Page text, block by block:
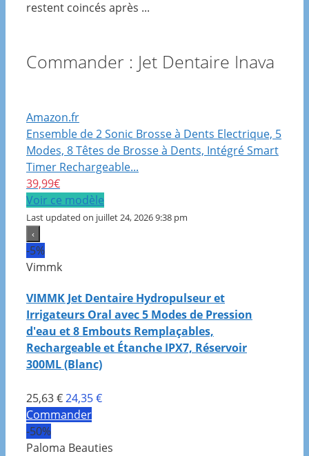
restent coincés après ...
Commander : Jet Dentaire Inava
Amazon.fr
Ensemble de 2 Sonic Brosse à Dents Electrique, 5
Modes, 8 Têtes de Brosse à Dents, Intégré Smart
Timer Rechargeable...
39,99€
Voir ce modèle
Last updated on juillet 24, 2026 9:38 pm
‹
-5%
Vimmk
VIMMK Jet Dentaire Hydropulseur et
Irrigateurs Oral avec 5 Modes de Pression
d'eau et 8 Embouts Remplaçables,
Rechargeable et Étanche IPX7, Réservoir
300ML (Blanc)
25,63 €24,35 €
Commander
-50%
Paloma Beauties